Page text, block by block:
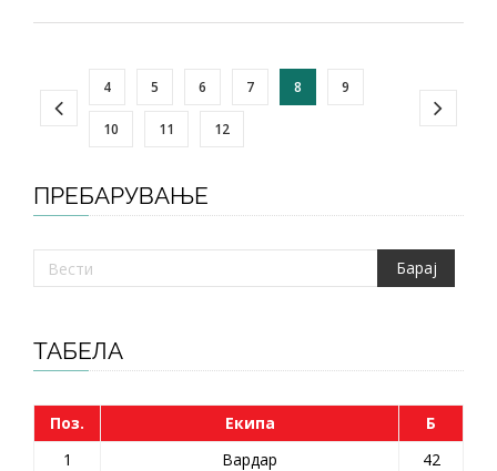
4 5 6 7 8 9
10 11 12
ПРЕБАРУВАЊЕ
ТАБЕЛА
Поз. Екипа
Б
1
Вардар
42